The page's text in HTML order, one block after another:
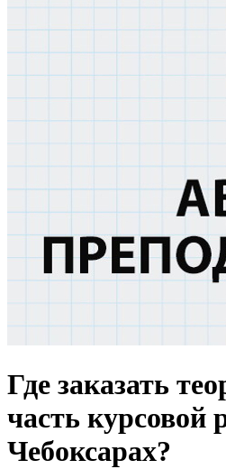
Где заказать
часть курсовой
Чебоксарах?